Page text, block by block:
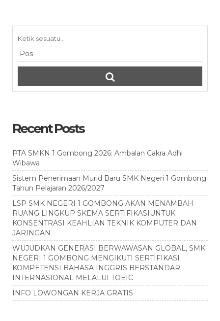
Recent Posts
PTA SMKN 1 Gombong 2026: Ambalan Cakra Adhi
Wibawa
Sistem Penerimaan Murid Baru SMK Negeri 1 Gombong
Tahun Pelajaran 2026/2027
LSP SMK NEGERI 1 GOMBONG AKAN MENAMBAH
RUANG LINGKUP SKEMA SERTIFIKASIUNTUK
KONSENTRASI KEAHLIAN TEKNIK KOMPUTER DAN
JARINGAN
WUJUDKAN GENERASI BERWAWASAN GLOBAL, SMK
NEGERI 1 GOMBONG MENGIKUTI SERTIFIKASI
KOMPETENSI BAHASA INGGRIS BERSTANDAR
INTERNASIONAL MELALUI TOEIC
INFO LOWONGAN KERJA GRATIS